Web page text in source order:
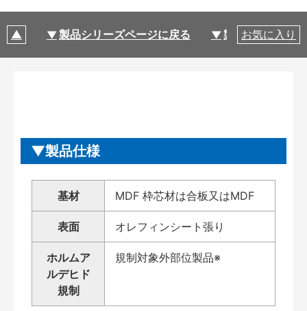
製品シリーズページに戻る 製品仕様
お気に入り
製品仕様
基材 MDF 枠芯材は合板又はMDF
表面 オレフィンシート張り
ホルムア
ルデヒド
規制
規制対象外部位製品※